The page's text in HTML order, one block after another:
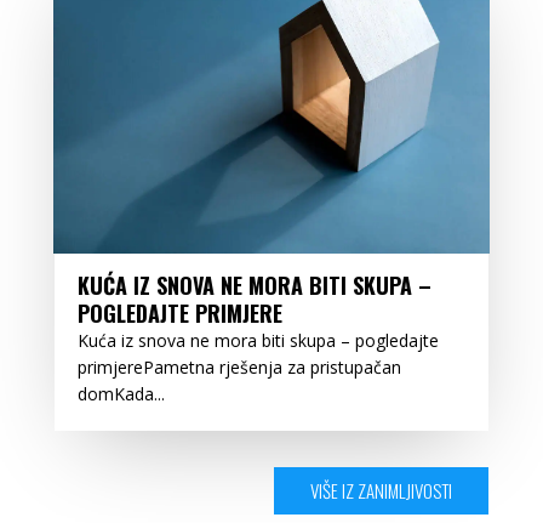
KUĆA IZ SNOVA NE MORA BITI SKUPA –
POGLEDAJTE PRIMJERE
Kuća iz snova ne mora biti skupa – pogledajte
primjerePametna rješenja za pristupačan
domKada...
VIŠE IZ ZANIMLJIVOSTI